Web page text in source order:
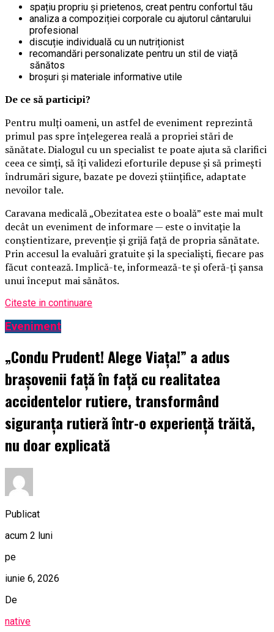
spațiu propriu și prietenos, creat pentru confortul tău
analiza a compoziției corporale cu ajutorul cântarului
profesional
discuție individuală cu un nutriționist
recomandări personalizate pentru un stil de viață
sănătos
broșuri și materiale informative utile
De ce să participi?
Pentru mulți oameni, un astfel de eveniment reprezintă
primul pas spre înțelegerea reală a propriei stări de
sănătate. Dialogul cu un specialist te poate ajuta să clarifici
ceea ce simți, să îți validezi eforturile depuse și să primești
îndrumări sigure, bazate pe dovezi științifice, adaptate
nevoilor tale.
Caravana medicală „Obezitatea este o boală” este mai mult
decât un eveniment de informare — este o invitație la
conștientizare, prevenție și grijă față de propria sănătate.
Prin accesul la evaluări gratuite și la specialiști, fiecare pas
făcut contează. Implică-te, informează-te și oferă-ți șansa
unui început mai sănătos.
Citeste in continuare
Eveniment
„Condu Prudent! Alege Viața!” a adus
brașovenii față în față cu realitatea
accidentelor rutiere, transformând
siguranța rutieră într-o experiență trăită,
nu doar explicată
Publicat
acum 2 luni
pe
iunie 6, 2026
De
native